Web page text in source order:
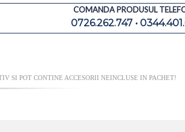
COMANDA PRODUSUL
0726.262.747 •
SI POT CONTINE ACCESORII NEINCLUSE IN PACHET!